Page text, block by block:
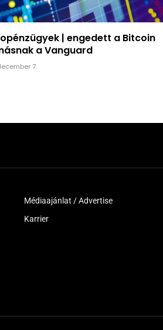
| engedett a Bitcoin
a Vanguard
7.
Médiaajánlat / Advertise
Karrier